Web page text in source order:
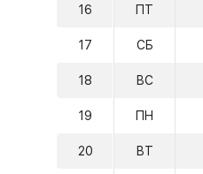
16 ПТ
17 СБ
18 ВС
19 ПН
20 ВТ